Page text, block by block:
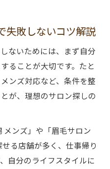
失敗しないコツ解説
ないためには、まず自分
ることが大切です。たと
ンズ対応など、条件を整
が、理想のサロン探しの
メンズ」や「眉毛サロン
る店舗が多く、仕事帰り
自分のライフスタイルに